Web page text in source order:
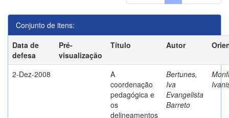
Conjunto de itens:
Data de
defesa
Pré-
visualização
Título Autor
2-Dez-2008
A
coordenação
pedagógica e
os
delineamentos
Bertunes,
Iva
Evangelista
Barreto